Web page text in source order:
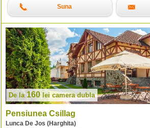
Suna
De la 160lei camera dubla
Pensiunea Csillag
Lunca De Jos (Harghita)